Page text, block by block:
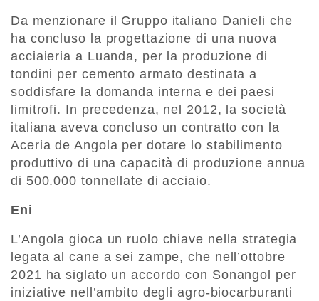
Da menzionare il Gruppo italiano Danieli che
ha concluso la progettazione di una nuova
acciaieria a Luanda, per la produzione di
tondini per cemento armato destinata a
soddisfare la domanda interna e dei paesi
limitrofi. In precedenza, nel 2012, la società
italiana aveva concluso un contratto con la
Aceria de Angola per dotare lo stabilimento
produttivo di una capacità di produzione annua
di 500.000 tonnellate di acciaio.
Eni
L’Angola gioca un ruolo chiave nella strategia
legata al cane a sei zampe, che nell’ottobre
2021 ha siglato un accordo con Sonangol per
iniziative nell’ambito degli agro-biocarburanti